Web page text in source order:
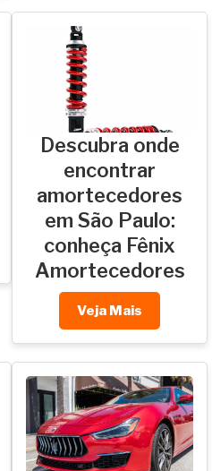
Descubra onde
encontrar
amortecedores
em São Paulo:
conheça Fênix
Amortecedores
Veja Mais